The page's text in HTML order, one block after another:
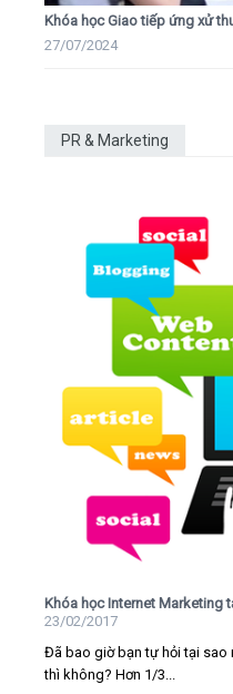
Khóa học Giao tiếp ứng xử
27/07/2024
PR & Marketing
Khóa học Internet Marketing
23/02/2017
Đã bao giờ bạn tự hỏi tại sao
thì không? Hơn 1/3...